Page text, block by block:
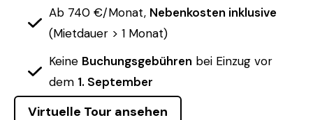
Ab 740 €/Monat, Nebenkosten inklusive
(Mietdauer > 1 Monat)
Keine Buchungsgebühren bei Einzug vor
dem 1. September
Virtuelle Tour ansehen